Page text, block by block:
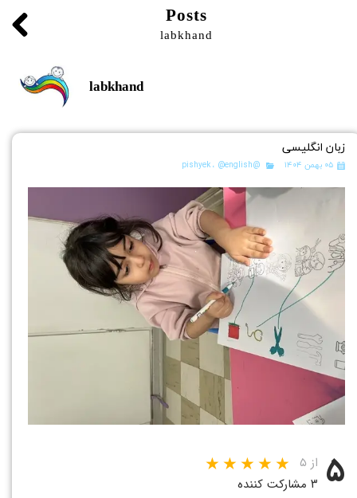
Posts
labkhand
labkhand
زبان انگلیسی
۰۵ بهمن ۱۴۰۴ @pishyek ، @english
۵ از ۵
۳ مشارکت کننده